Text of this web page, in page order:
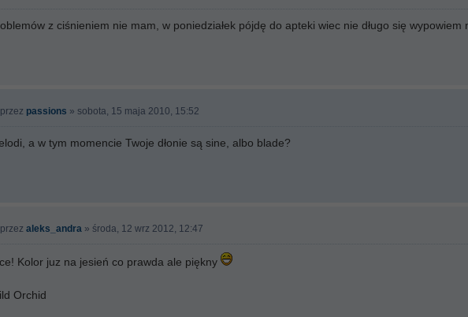
z ciśnieniem nie mam, w poniedziałek pójdę do apteki wiec nie długo się wypowiem
przez passions » sobota, 15 maja 2010, 15:52
a w tym momencie Twoje dłonie są sine, albo blade?
przez aleks_andra » środa, 12 wrz 2012, 12:47
Kolor juz na jesień co prawda ale piękny
Orchid